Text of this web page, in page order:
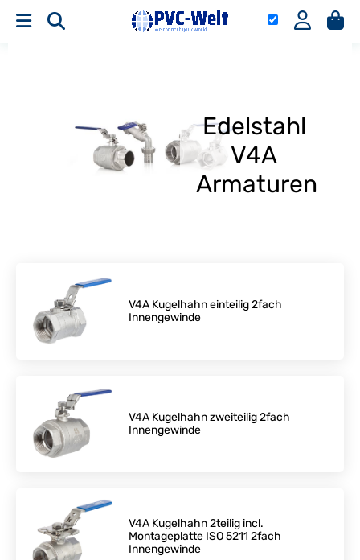
Edelstahl
V4A
Armaturen
V4A Kugelhahn einteilig 2fach
Innengewinde
V4A Kugelhahn zweiteilig 2fach
Innengewinde
V4A Kugelhahn 2teilig incl.
Montageplatte ISO 5211 2fach
Innengewinde